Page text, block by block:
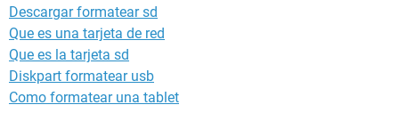
Descargar formatear sd
Que es una tarjeta de red
Que es la tarjeta sd
Diskpart formatear usb
Como formatear una tablet